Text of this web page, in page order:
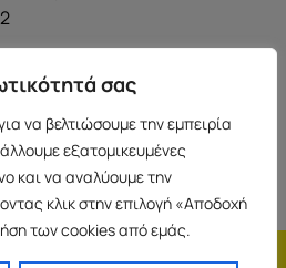
σας
να βελτιώσουμε την εμπειρία
εξατομικευμένες
και να αναλύουμε την
κλικ στην επιλογή «Αποδοχή
των cookies από εμάς.
38, Ισόγειο 45444